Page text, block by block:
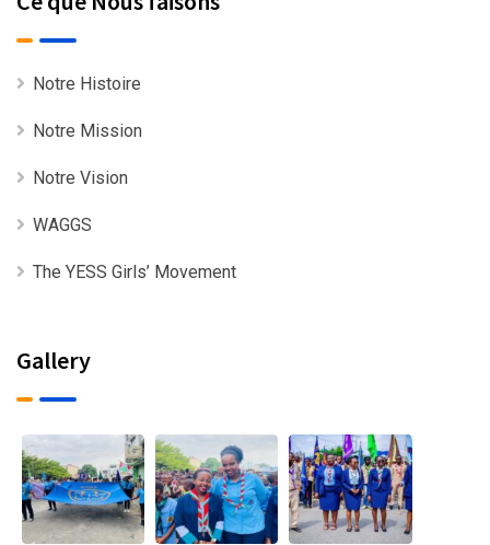
Notre Histoire
Notre Mission
Notre Vision
WAGGS
The YESS Girls’ Movement
Gallery